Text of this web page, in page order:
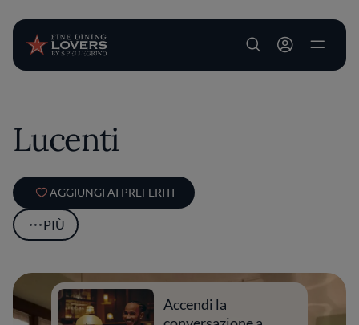
User account
Lucenti
AGGIUNGI AI PREFERITI
PIÙ
Accendi la